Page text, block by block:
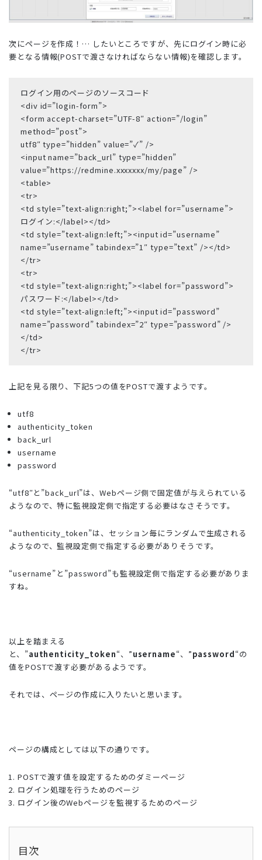
次にページを作成！… したいところですが、先にログイン時に必
要となる情報(POSTで渡さなければならない情報)を確認します。
ログイン用のページのソースコード
<div id=”login-form”>
<form accept-charset=”UTF-8″ action=”/login”
method=”post”>
utf8″ type=”hidden” value=”✓” />
<input name=”back_url” type=”hidden”
value=”https://redmine.xxxxxxx/my/page” />
<table>
<tr>
<td style=”text-align:right;”><label for=”username”>
ログイン:</label></td>
<td style=”text-align:left;”><input id=”username”
name=”username” tabindex=”1″ type=”text” /></td>
</tr>
<tr>
<td style=”text-align:right;”><label for=”password”>
パスワード:</label></td>
<td style=”text-align:left;”><input id=”password”
name=”password” tabindex=”2″ type=”password” />
</td>
</tr>
上記を見る限り、下記5つの値をPOSTで渡すようです。
utf8
authenticity_token
back_url
username
password
“utf8″と”back_url”は、Webページ側で固定値が与えられている
ようなので、特に監視設定側で指定する必要はなさそうです。
“authenticity_token”は、セッション毎にランダムで生成される
ようなので、監視設定側で指定する必要がありそうです。
“username”と”password”も監視設定側で指定する必要がありま
すね。
以上を踏まえる
と、”authenticity_token“、”username“、”password“の
値をPOSTで渡す必要があるようです。
それでは、ページの作成に入りたいと思います。
ページの構成としては以下の通りです。
POSTで渡す値を設定するためのダミーページ
ログイン処理を行うためのページ
ログイン後のWebページを監視するためのページ
目次